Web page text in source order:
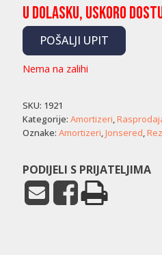
U dolasku, uskoro
POŠALJI UPIT
Nema na zalihi
SKU: 1921
Kategorije: Amortizeri,
Oznake: Amortizeri,Jonsered,
PODIJELI S PRIJATELJIMA